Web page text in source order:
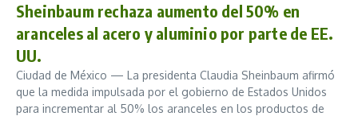
Sheinbaum rechaza aumento del 50% en
aranceles al acero y aluminio por parte de EE.
UU.
Ciudad de México — La presidenta Claudia Sheinbaum afirmó
que la medida impulsada por el gobierno de Estados Unidos
para incrementar al 50% los aranceles en los productos de